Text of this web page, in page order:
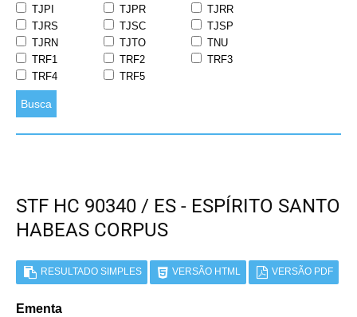
TJPI
TJPR
TJRR
TJRS
TJSC
TJSP
TJRN
TJTO
TNU
TRF1
TRF2
TRF3
TRF4
TRF5
Busca
STF HC 90340 / ES - ESPÍRITO SANTO
HABEAS CORPUS
RESULTADO SIMPLES VERSÃO HTML VERSÃO PDF
Ementa